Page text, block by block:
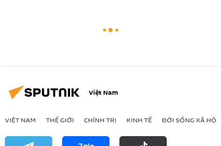
Việt Nam
VIỆT NAM THẾ GIỚI CHÍNH TRỊ KINH TẾ ĐỜI SỐNG XÃ HỘI